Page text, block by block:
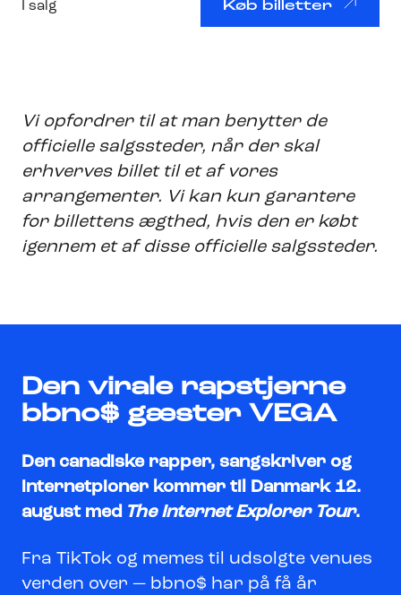
I salg Køb billetter
Vi opfordrer til at man benytter de
officielle salgssteder, når der skal
erhverves billet til et af vores
arrangementer. Vi kan kun garantere
for billettens ægthed, hvis den er købt
igennem et af disse officielle salgssteder.
Den virale rapstjerne
bbno$ gæster VEGA
Den canadiske rapper, sangskriver og
internetpioner kommer til Danmark 12.
august med The Internet Explorer Tour.
Fra TikTok og memes til udsolgte venues
verden over — bbno$ har på få år